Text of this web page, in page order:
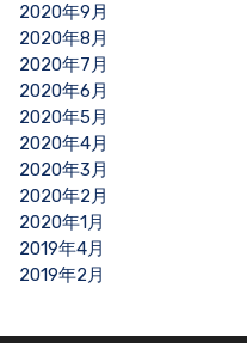
2020年9月
2020年8月
2020年7月
2020年6月
2020年5月
2020年4月
2020年3月
2020年2月
2020年1月
2019年4月
2019年2月